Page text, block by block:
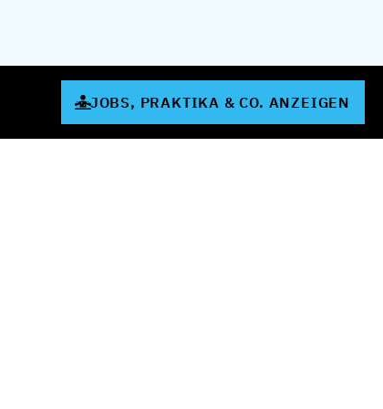
JOBS, PRAKTIKA & CO. ANZEIGEN